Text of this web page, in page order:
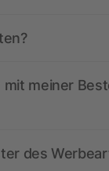
meiner
des